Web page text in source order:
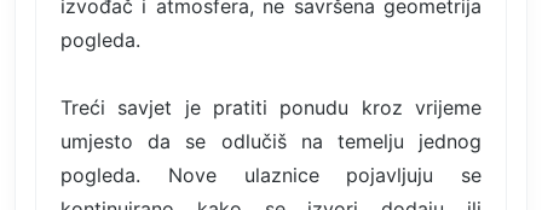
izvođač i atmosfera, ne savršena geometrija
pogleda.
Treći savjet je pratiti ponudu kroz vrijeme
umjesto da se odlučiš na temelju jednog
pogleda. Nove ulaznice pojavljuju se